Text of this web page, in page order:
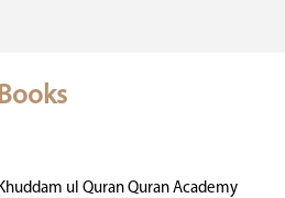
ul Quran Quran Academy